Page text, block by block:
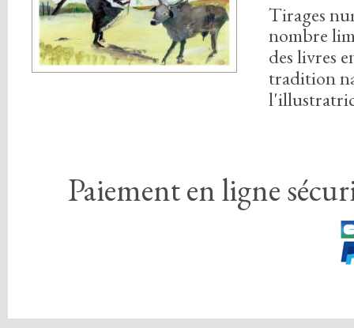
Tirages
nombre
des livres
tradition
Paiement en ligne